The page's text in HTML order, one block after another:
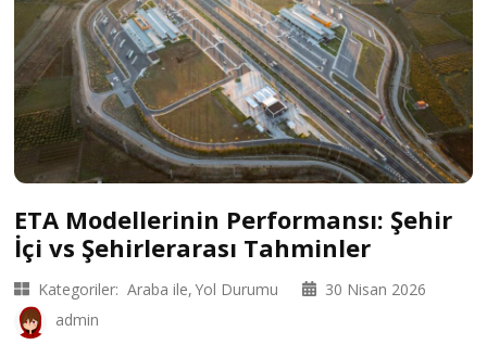
ETA Modellerinin Performansı: Şehir
İçi vs Şehirlerarası Tahminler
Kategoriler: Araba ile Yol Durumu
30 Nisan 2026
admin